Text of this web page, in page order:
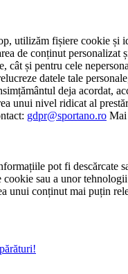
utilizăm fișiere cookie
de conținut
și pentru cele
datele tale
deja acordat,
unui nivel ridicat al
gdpr@sportano.ro Mai
pot fi
sau a unor
unui conținut mai puțin